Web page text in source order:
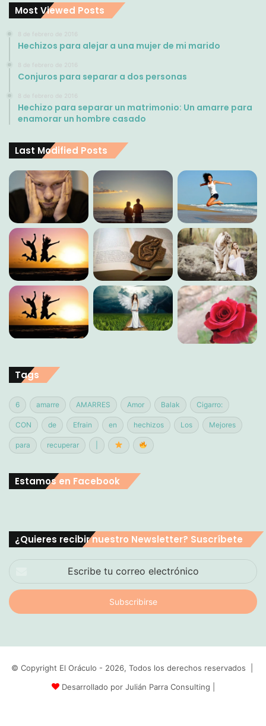
Most Viewed Posts
8 de febrero de 2016
Hechizos para alejar a una mujer de mi marido
8 de febrero de 2016
Conjuros para separar a dos personas
8 de febrero de 2016
Hechizo para separar un matrimonio: Un amarre para
enamorar un hombre casado
Last Modified Posts
Tags
6 amarre AMARRES Amor Balak Cigarro:
CON de Efrain en hechizos Los Mejores
para recuperar
Estamos en Facebook
¿Quieres recibir nuestro Newsletter? Suscríbete
correo
electrónico
© Copyright El Oráculo - 2026, Todos los derechos reservados |
Desarrollado por Julián Parra Consulting